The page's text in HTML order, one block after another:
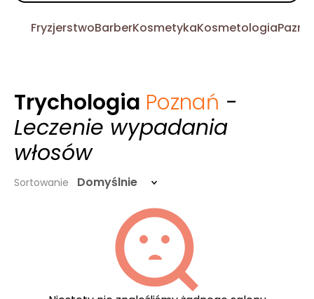
FryzjerstwoBarberKosmetykaKosmetologia
Trychologia Poznań -
Leczenie wypadania
włosów
Sortowanie Domyślnie